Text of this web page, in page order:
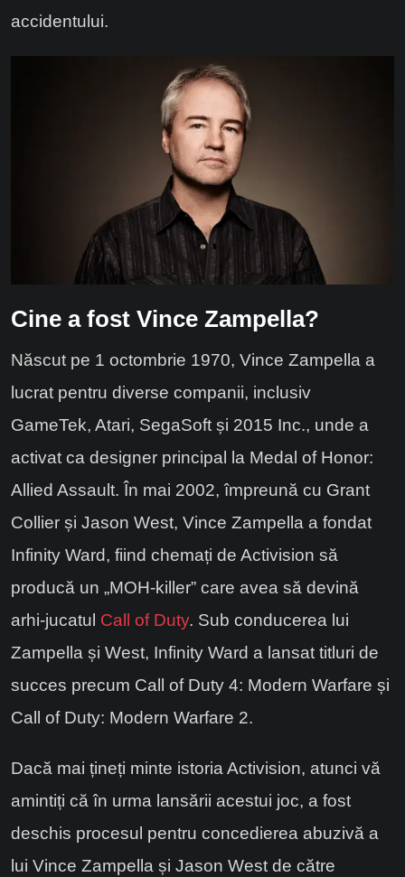
accidentului.
Cine a fost Vince Zampella?
Născut pe 1 octombrie 1970, Vince Zampella a
lucrat pentru diverse companii, inclusiv
GameTek, Atari, SegaSoft și 2015 Inc., unde a
activat ca designer principal la Medal of Honor:
Allied Assault. În mai 2002, împreună cu Grant
Collier și Jason West, Vince Zampella a fondat
Infinity Ward, fiind chemați de Activision să
producă un „MOH-killer” care avea să devină
arhi-jucatul Call of Duty. Sub conducerea lui
Zampella și West, Infinity Ward a lansat titluri de
succes precum Call of Duty 4: Modern Warfare și
Call of Duty: Modern Warfare 2.
Dacă mai țineți minte istoria Activision, atunci vă
amintiți că în urma lansării acestui joc, a fost
deschis procesul pentru concedierea abuzivă a
lui Vince Zampella și Jason West de către